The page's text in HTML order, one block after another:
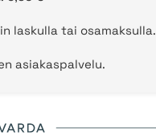
laskulla tai osamaksulla.
asiakaspalvelu.